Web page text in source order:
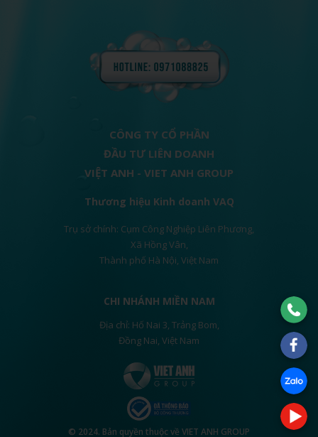
CÔNG TY CỔ PHẦN
ĐẦU TƯ LIÊN DOANH
VIỆT ANH - VIET ANH GROUP
Thương hiệu Kinh doanh VAQ
Trụ sở chính: Cụm Công Nghiệp Liên Phương,
Xã Hồng Vân,
Thành phố Hà Nội, Việt Nam
CHI NHÁNH MIỀN NAM
Địa chỉ: Hố Nai 3, Trảng Bom,
Đồng Nai, Việt Nam
© 2024. Bản quyền thuộc về VIET ANH GROUP